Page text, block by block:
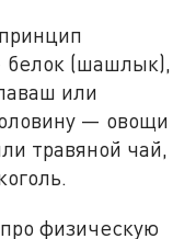
белок (шашлык),
или
— овощи
травяной чай,
физическую